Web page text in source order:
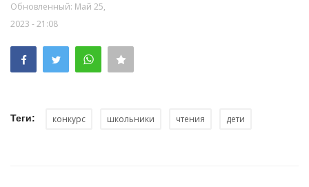
Обновленный: Май 25,
2023 - 21:08
Теги: конкурс школьники чтения дети